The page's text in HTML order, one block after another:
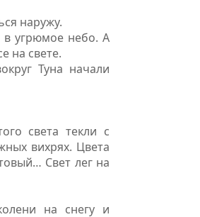
наружу.
в угрюмое небо. А
на свете.
Туна начали
света текли с
вихрях. Цвета
Свет лег на
на снегу и